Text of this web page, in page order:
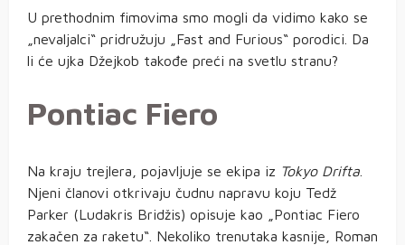
U prethodnim fimovima smo mogli da vidimo kako se
„nevaljalci“ pridružuju „Fast and Furious“ porodici. Da
li će ujka Džejkob takođe preći na svetlu stranu?
Pontiac Fiero
Na kraju trejlera, pojavljuje se ekipa iz Tokyo Drifta
Njeni članovi otkrivaju čudnu napravu koju Tedž
Parker (Ludakris Bridžis) opisuje kao „Pontiac Fiero
zakačen za raketu“. Nekoliko trenutaka kasnije, Roman